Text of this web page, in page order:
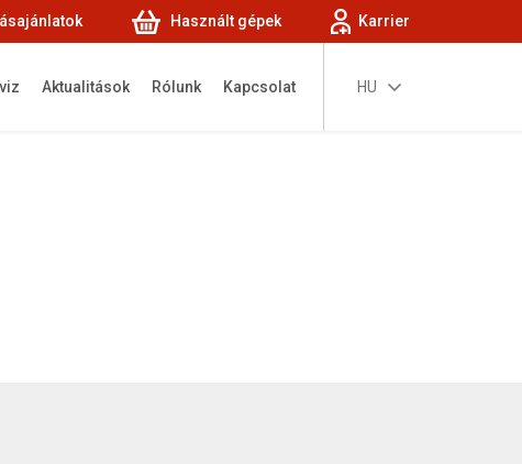
Használt gépek Karrier
HU
Aktualitások Rólunk Kapcsolat